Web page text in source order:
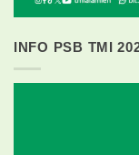
INFO PSB TMI